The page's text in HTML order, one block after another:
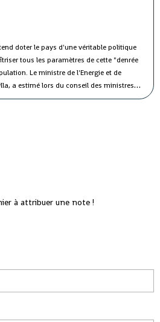
doter le pays d'une véritable politique
tous les paramètres de cette "denrée
Le ministre de l'Energie et de
a estimé lors du conseil des ministres
en eau du pays est estimé à 226
à attribuer une note !